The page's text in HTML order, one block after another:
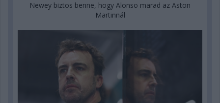
Newey biztos benne, hogy Alonso marad az Aston
Martinnál